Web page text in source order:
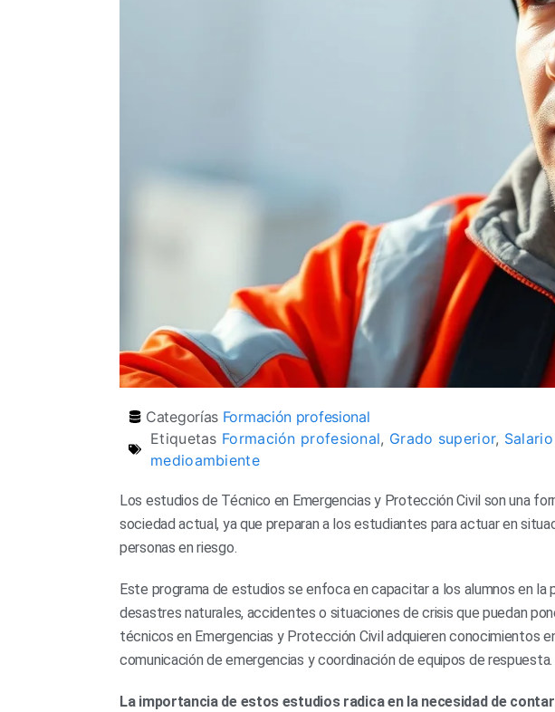
Categorías Formación profesional
Etiquetas Formación profesional, Grado superior,
medioambiente
Los estudios de Técnico en Emergencias y Protección Civil son una
sociedad actual, ya que preparan a los estudiantes para actuar en
personas en riesgo.
Este programa de estudios se enfoca en capacitar a los alumnos en
desastres naturales, accidentes o situaciones de crisis que puedan
técnicos en Emergencias y Protección Civil adquieren conocimientos
comunicación de emergencias y coordinación de equipos de respuesta.
La importancia de estos estudios radica en la necesidad de